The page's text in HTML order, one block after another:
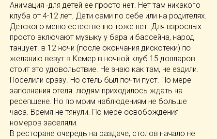
Анимация -для детей ее просто нет. Нет там никакого
клуба от 4-12 лет. Дети сами по себе или на родителях.
Детского меню естественно тоже нет. Для взрослых
просто включают музыку у бара и бассейна, народ
танцует. в 12 ночи (после окончания дискотеки) по
желанию везут в Кемер в ночной клуб 15 долларов
стоит это удовольствие. Не знаю как там, не ездили.
Поселили сразу. Но отель был почти пуст. По мере
заполнения отеля. людям приходилось ждать на
ресепшене. Но по моим наблюдениям не больше
часа. Время не тянули. По мере освобождения
номеров заселяли.
В ресторане очередь на раздаче, столов начало не